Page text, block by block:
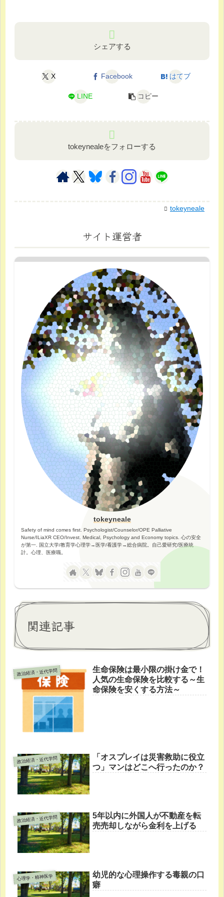
シェアする
X Facebook はてブ
LINE コピー
tokeynealeをフォローする
tokeyneale
サイト運営者
tokeyneale
Safety of mind comes first. Psychologist/Counselor/OPE Palliative
Nurse/ILiaXR CEO/Invest. Medical, Psychology and Economy topics. 心の安全
が第一. 国立大学/教育学心理学→医学/看護学→総合病院。自己愛研究/医療統
計。心理、医療職。
関連記事
政治経済・近代学問
生命保険は最小限の掛け金で！
人気の生命保険を比較する～生
命保険を安くする方法～
政治経済・近代学問
「オスプレイは災害救助に役立
つ」マンはどこへ行ったのか？
政治経済・近代学問
5年以内に外国人が不動産を転
売売却しながら金利を上げる
心理学・精神医学
幼児的な心理操作する毒親の口
癖